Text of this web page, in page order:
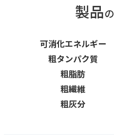
製品の
可消化エネルギー
粗タンパク質
粗脂肪
粗繊維
粗灰分